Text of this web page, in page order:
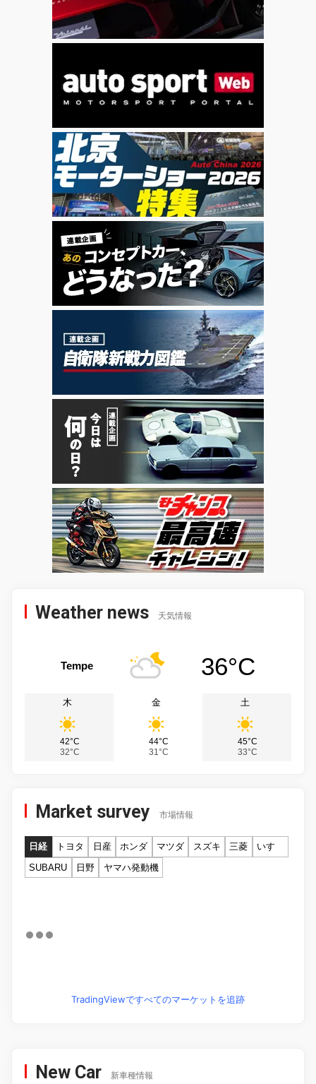
Weather news 天気情報
Tempe 36°C
木
42°C
32°C
金
44°C
31°C
土
45°C
33°C
Market survey 市場情報
日経 トヨタ 日産 ホンダ マツダ スズキ 三菱
いすゞ
SUBARU
日野 ヤマハ発動機
TradingViewですべてのマーケットを追跡
New Car 新車種情報